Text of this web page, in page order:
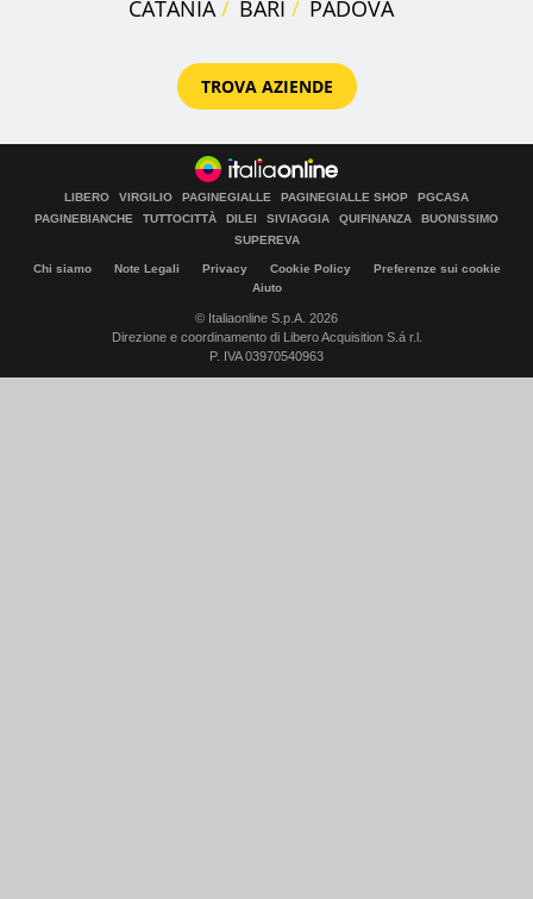
CATANIA
BARI PADOVA
TROVA AZIENDE
LIBERO VIRGILIO PAGINEGIALLE PAGINEGIALLE SHOP
PGCASA
PAGINEBIANCHE
TUTTOCITTÀ DILEI SIVIAGGIA QUIFINANZA
BUONISSIMO
SUPEREVA
Chi siamo Note Legali Privacy Cookie Policy
Preferenze sui cookie
Aiuto
© Italiaonline S.p.A. 2026
Direzione e coordinamento di Libero Acquisition S.á r.l.
P. IVA 03970540963